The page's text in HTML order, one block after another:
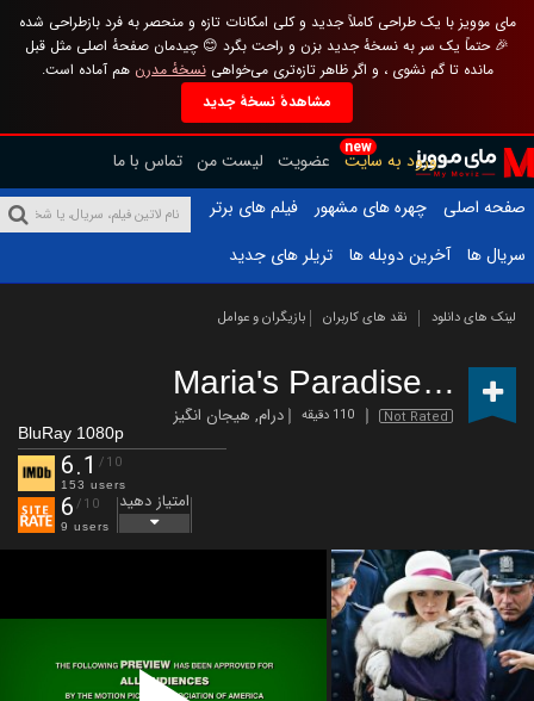
مای موویز با یک طراحی کاملاً جدید و کلی امکانات تازه و منحصر به فرد بازطراحی شده
🎉 حتماً یک سر به نسخهٔ جدید بزن و راحت بگرد 😊 چیدمان صفحهٔ اصلی مثل قبل
مانده تا گم نشوی ، و اگر ظاهر تازه‌تری می‌خواهینسخهٔ مدرن هم آماده است.
مشاهدهٔ نسخهٔ جدید
new
ورود به سایت عضویت لیست من تماس با ما
صفحه اصلی
چهره های مشهور
فیلم های برتر
سریال ها
آخرین دوبله ها تریلر های جدید
لینک های دانلود نقد های کاربران بازیگران و عوامل
Maria's Paradise(2019)
Not Rated 110 دقیقه درام, هیجان انگیز
BluRay 1080p
6.1 /10
153 users
6 /10
9 users
امتیاز دهید